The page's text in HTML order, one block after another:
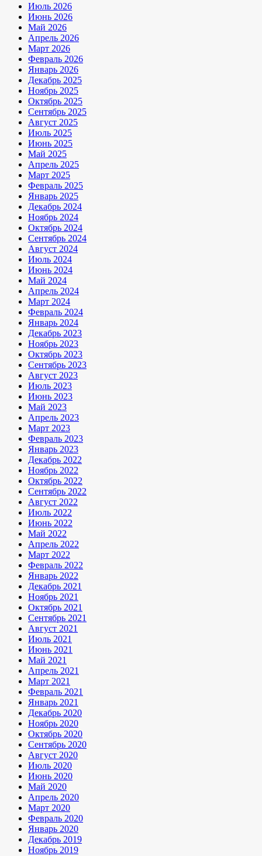
Июль 2026
Июнь 2026
Май 2026
Апрель 2026
Март 2026
Февраль 2026
Январь 2026
Декабрь 2025
Ноябрь 2025
Октябрь 2025
Сентябрь 2025
Август 2025
Июль 2025
Июнь 2025
Май 2025
Апрель 2025
Март 2025
Февраль 2025
Январь 2025
Декабрь 2024
Ноябрь 2024
Октябрь 2024
Сентябрь 2024
Август 2024
Июль 2024
Июнь 2024
Май 2024
Апрель 2024
Март 2024
Февраль 2024
Январь 2024
Декабрь 2023
Ноябрь 2023
Октябрь 2023
Сентябрь 2023
Август 2023
Июль 2023
Июнь 2023
Май 2023
Апрель 2023
Март 2023
Февраль 2023
Январь 2023
Декабрь 2022
Ноябрь 2022
Октябрь 2022
Сентябрь 2022
Август 2022
Июль 2022
Июнь 2022
Май 2022
Апрель 2022
Март 2022
Февраль 2022
Январь 2022
Декабрь 2021
Ноябрь 2021
Октябрь 2021
Сентябрь 2021
Август 2021
Июль 2021
Июнь 2021
Май 2021
Апрель 2021
Март 2021
Февраль 2021
Январь 2021
Декабрь 2020
Ноябрь 2020
Октябрь 2020
Сентябрь 2020
Август 2020
Июль 2020
Июнь 2020
Май 2020
Апрель 2020
Март 2020
Февраль 2020
Январь 2020
Декабрь 2019
Ноябрь 2019